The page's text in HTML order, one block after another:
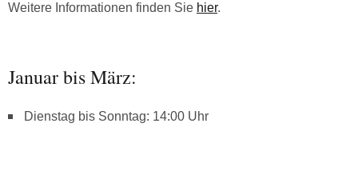
Weitere Informationen finden Sie hier.
Januar bis März:
Dienstag bis Sonntag: 14:00 Uhr